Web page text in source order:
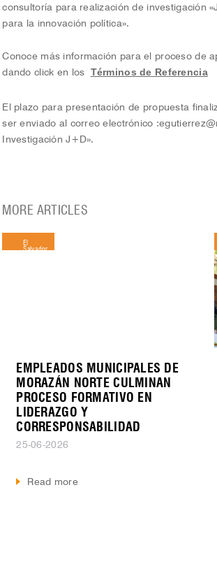
consultoría para realización de investigación
para la innovación política».
Conoce más información para el proceso de
dando click en los Términos de Referencia
El plazo para presentación de propuesta
ser enviado al correo electrónico :
Investigación J+D».
MORE ARTICLES
EMPLEADOS MUNICIPALES DE
MORAZÁN NORTE CULMINAN
PROCESO FORMATIVO EN
LIDERAZGO Y
CORRESPONSABILIDAD
25-06-2026
Read more
El
Salvador